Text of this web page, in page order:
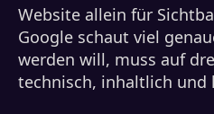
Website allein für
Google schaut viel
werden will, muss auf
technisch, inhaltlich und